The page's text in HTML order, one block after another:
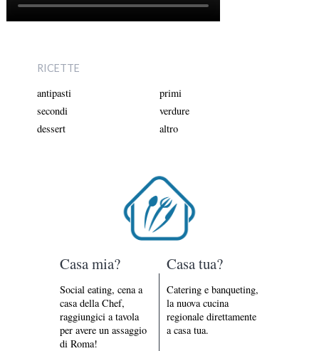
RICETTE
antipasti
primi
secondi
verdure
dessert
altro
Casa mia?
Social eating, cena a
casa della Chef,
raggiungici a tavola
per avere un assaggio
di Roma!
Casa tua?
Catering e banqueting,
la nuova cucina
regionale direttamente
a casa tua.